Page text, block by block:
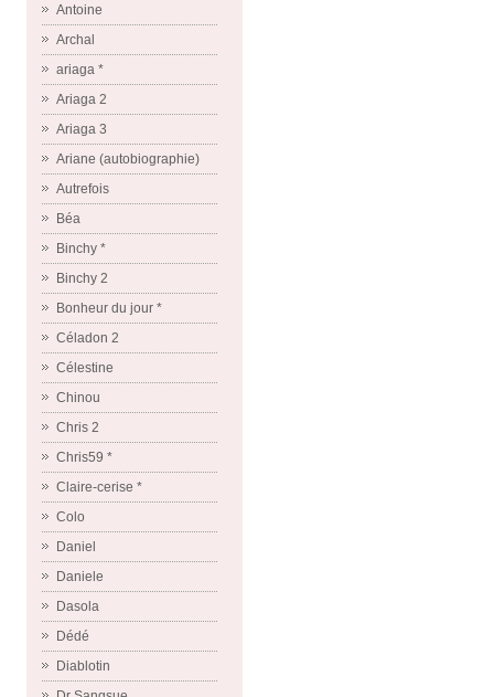
Antoine
Archal
ariaga *
Ariaga 2
Ariaga 3
Ariane (autobiographie)
Autrefois
Béa
Binchy *
Binchy 2
Bonheur du jour *
Céladon 2
Célestine
Chinou
Chris 2
Chris59 *
Claire-cerise *
Colo
Daniel
Daniele
Dasola
Dédé
Diablotin